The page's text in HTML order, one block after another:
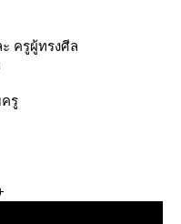
ครูผู้ทรงศีล
รู